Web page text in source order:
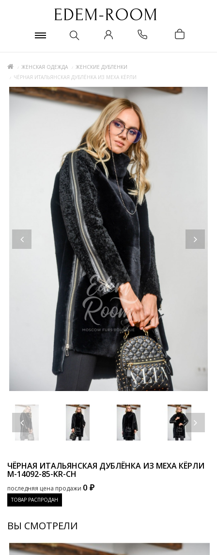
ЖЕНСКАЯ ОДЕЖДА
ЖЕНСКИЕ ДУБЛЕНКИ
ЧЁРНАЯ ИТАЛЬЯНСКАЯ ДУБЛЁНКА ИЗ МЕХА КЁРЛИ
ЧЁРНАЯ ИТАЛЬЯНСКАЯ ДУБЛЁНКА ИЗ МЕХА КЁРЛИ
M-14092-85-KR-CH
последняя цена продажи 0 ₽
ТОВАР РАСПРОДАН
ВЫ СМОТРЕЛИ